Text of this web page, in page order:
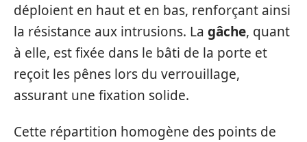
déploient en haut et en bas, renforçant ainsi
la résistance aux intrusions. La gâche, quant
à elle, est fixée dans le bâti de la porte et
reçoit les pênes lors du verrouillage,
assurant une fixation solide.
Cette répartition homogène des points de